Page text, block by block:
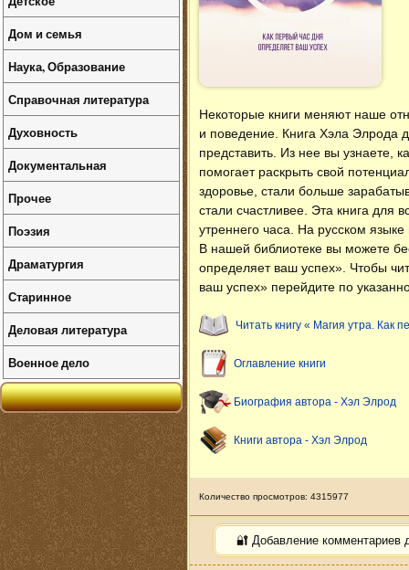
Некоторые книги меняют наше
и поведение. Книга Хэла Элрода
представить. Из нее вы узнаете,
помогает раскрыть свой
здоровье, стали больше
стали счастливее. Эта книга для
утреннего часа. На русском
В нашей библиотеке вы можете
определяет ваш успех» . Чтобы
ваш успех» перейдите по
Читать книгу « Магия утра. Как
Оглавление книги
Биография автора - Хэл Элрод
Книги автора - Хэл Элрод
Количество просмотров: 4315977
🔐 Добавление комментариев
Дом и семья
Наука, Образование
Справочная литература
Духовность
Документальная
Прочее
Поэзия
Драматургия
Старинное
Деловая литература
Военное дело